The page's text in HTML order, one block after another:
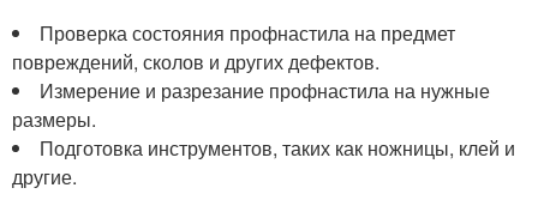
Проверка состояния профнастила на предмет
повреждений, сколов и других дефектов.
Измерение и разрезание профнастила на нужные
размеры.
Подготовка инструментов, таких как ножницы, клей и
другие.